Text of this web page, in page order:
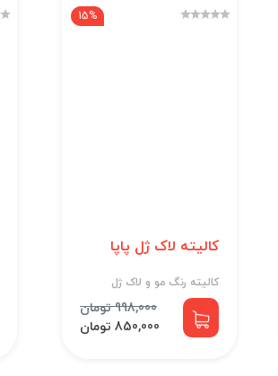
15%
کالیته لاک ژل پاپا
کالیته رنگ مو و لاک ژل
998,000 تومان
850,000 تومان